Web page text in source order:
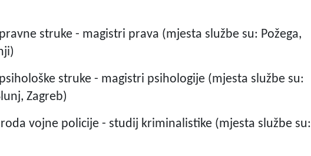
struke - magistri prava (mjesta službe su: Požega,
struke - magistri psihologije (mjesta službe su:
Zagreb)
vojne policije - studij kriminalistike (mjesta službe su: